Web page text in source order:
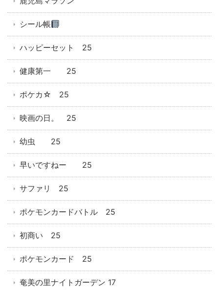
シール帳
ハッピーセット 25
健康第一 25
ポケカ☆ 25
映画の日。 25
幼虫 25
早いですねー 25
サファリ 25
ポケモンカードバトル 25
初商い 25
ポケモンカード 25
奄美の里ナイトガーデン 17